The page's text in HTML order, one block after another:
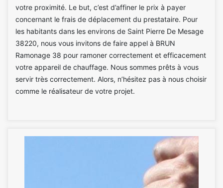
votre proximité. Le but, c’est d’affiner le prix à payer
concernant le frais de déplacement du prestataire. Pour
les habitants dans les environs de Saint Pierre De Mesage
38220, nous vous invitons de faire appel à BRUN
Ramonage 38 pour ramoner correctement et efficacement
votre appareil de chauffage. Nous sommes prêts à vous
servir très correctement. Alors, n’hésitez pas à nous choisir
comme le réalisateur de votre projet.